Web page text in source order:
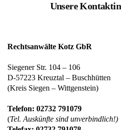
Unsere
Rechtsanwälte Kotz GbR
Siegener Str. 104 – 106
D-57223 Kreuztal – Buschhütten
(Kreis Siegen – Wittgenstein)
Telefon: 02732 791079
(Tel. Auskünfte sind unverbindlich!)